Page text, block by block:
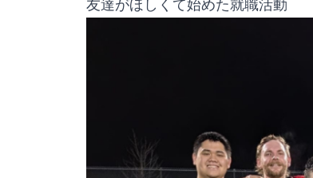
友達がほしくて始めた就職活動